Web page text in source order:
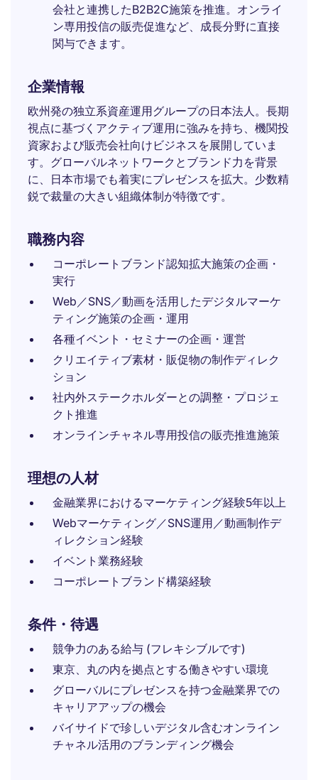
会社と連携したB2B2C施策を推進。オンライ
ン専用投信の販売促進など、成長分野に直接
関与できます。
企業情報
欧州発の独立系資産運用グループの日本法人。長期
視点に基づくアクティブ運用に強みを持ち、機関投
資家および販売会社向けビジネスを展開していま
す。グローバルネットワークとブランド力を背景
に、日本市場でも着実にプレゼンスを拡大。少数精
鋭で裁量の大きい組織体制が特徴です。
職務内容
コーポレートブランド認知拡大施策の企画・
実行
Web／SNS／動画を活用したデジタルマーケ
ティング施策の企画・運用
各種イベント・セミナーの企画・運営
クリエイティブ素材・販促物の制作ディレク
ション
社内外ステークホルダーとの調整・プロジェ
クト推進
オンラインチャネル専用投信の販売推進施策
理想の人材
金融業界におけるマーケティング経験5年以上
Webマーケティング／SNS運用／動画制作デ
ィレクション経験
イベント業務経験
コーポレートブランド構築経験
条件・待遇
競争力のある給与 (フレキシブルです)
東京、丸の内を拠点とする働きやすい環境
グローバルにプレゼンスを持つ金融業界での
キャリアアップの機会
バイサイドで珍しいデジタル含むオンライン
チャネル活用のブランディング機会